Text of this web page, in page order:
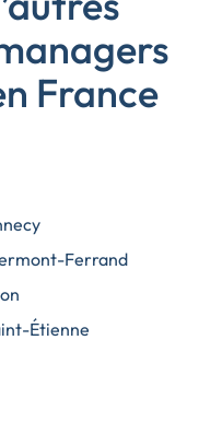
France
Ferrand
Étienne